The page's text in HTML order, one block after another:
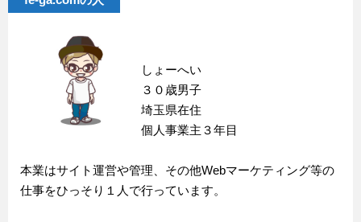
しょーへい
３０歳男子
埼玉県在住
個人事業主３年目
本業はサイト運営や管理、その他Webマーケティング等の
仕事をひっそり１人で行っています。